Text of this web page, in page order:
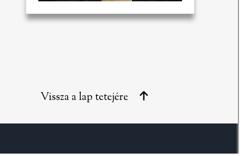
Vissza a lap tetejére